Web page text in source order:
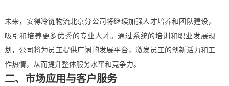
未来，安得冷链物流北京分公司将继续加强人才培养和团队建设，
吸引和培养更多优秀的专业人才。通过系统的培训和职业发展规
划，公司将为员工提供广阔的发展平台，激发员工的创新活力和工
作热情，从而提升整体服务水平和竞争力。
二、市场应用与客户服务